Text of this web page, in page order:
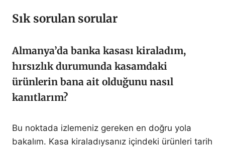
Sık sorulan sorular
Almanya’da banka kasası kiraladım,
hırsızlık durumunda kasamdaki
ürünlerin bana ait olduğunu nasıl
kanıtlarım?
Bu noktada izlemeniz gereken en doğru yola
bakalım. Kasa kiraladıysanız içindeki ürünleri tarih